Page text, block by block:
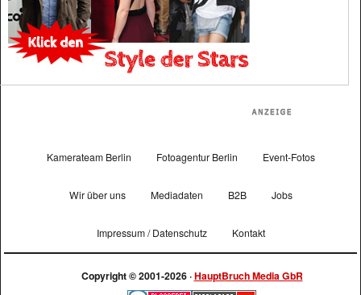
Kamerateam Berlin Fotoagentur Berlin Event-Fotos
Wir über uns Mediadaten B2B Jobs
Impressum / Datenschutz Kontakt
Copyright © 2001-2026 ·HauptBruch Media GbR